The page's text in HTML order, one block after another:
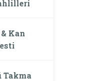
Kan
Takma